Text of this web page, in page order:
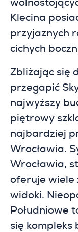
Klecina
przyjaznych
cichych
Zbliżając się
przegapić
najwyższy
piętrowy
najbardziej
Wrocławia.
Wrocławia,
oferuje wiele
widoki.
Południowe
się kompleks